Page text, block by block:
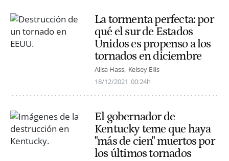
La tormenta perfecta: por
qué el sur de Estados
Unidos es propenso a los
tornados en diciembre
Alisa Hass Kelsey Ellis
18/12/2021 00:24h
El gobernador de
Kentucky teme que haya
"más de cien" muertos por
los últimos tornados